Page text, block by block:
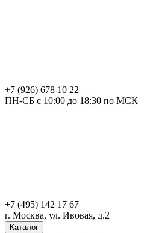
+7 (926) 678 10 22
ПН-СБ с 10:00 до 18:30 по МСК
+7 (495) 142 17 67
г. Москва, ул. Ивовая, д.2
Каталог